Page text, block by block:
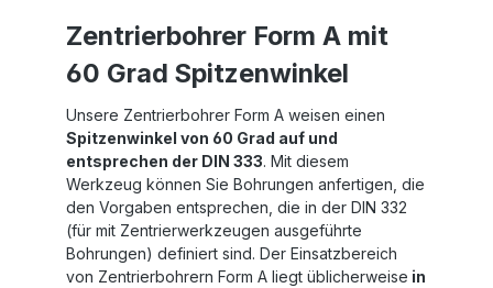
Zentrierbohrer Form A mit
60 Grad Spitzenwinkel
Unsere Zentrierbohrer Form A weisen einen
Spitzenwinkel von 60 Grad auf und
entsprechen der DIN 333. Mit diesem
Werkzeug können Sie Bohrungen anfertigen, die
den Vorgaben entsprechen, die in der DIN 332
(für mit Zentrierwerkzeugen ausgeführte
Bohrungen) definiert sind. Der Einsatzbereich
von Zentrierbohrern Form A liegt üblicherweise in